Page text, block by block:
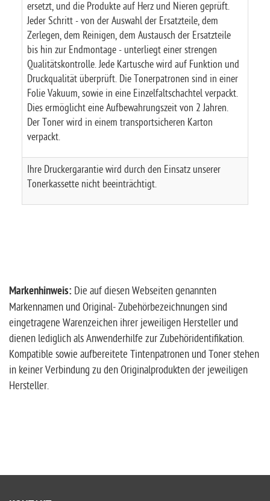
ersetzt, und die Produkte auf Herz und Nieren geprüft.
Jeder Schritt - von der Auswahl der Ersatzteile, dem
Zerlegen, dem Reinigen, dem Austausch der Ersatzteile
bis hin zur Endmontage - unterliegt einer strengen
Qualitätskontrolle. Jede Kartusche wird auf Funktion und
Druckqualität überprüft. Die Tonerpatronen sind in einer
Folie Vakuum, sowie in eine Einzelfaltschachtel verpackt.
Dies ermöglicht eine Aufbewahrungszeit von 2 Jahren.
Der Toner wird in einem transportsicheren Karton
verpackt.
Ihre Druckergarantie wird durch den Einsatz unserer
Tonerkassette nicht beeinträchtigt.
Markenhinweis: Die auf diesen Webseiten genannten
Markennamen und Original- Zubehörbezeichnungen sind
eingetragene Warenzeichen ihrer jeweiligen Hersteller und
dienen lediglich als Anwenderhilfe zur Zubehöridentifikation.
Kompatible sowie aufbereitete Tintenpatronen und Toner stehen
in keiner Verbindung zu den Originalprodukten der jeweiligen
Hersteller.